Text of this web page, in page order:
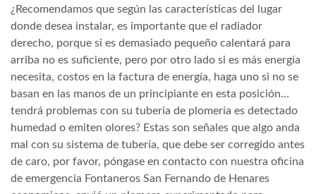
¿Recomendamos que según las características del lugar
donde desea instalar, es importante que el radiador
derecho, porque si es demasiado pequeño calentará para
arriba no es suficiente, pero por otro lado si es más energía
necesita, costos en la factura de energía, haga uno si no se
basan en las manos de un principiante en esta posición…
tendrá problemas con su tubería de plomería es detectado
humedad o emiten olores? Estas son señales que algo anda
mal con su sistema de tubería, que debe ser corregido antes
de caro, por favor, póngase en contacto con nuestra oficina
de emergencia Fontaneros San Fernando de Henares